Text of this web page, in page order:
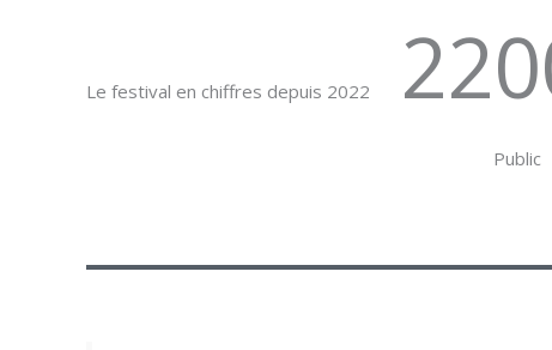
Le festival en chiffres depuis 2022
Public